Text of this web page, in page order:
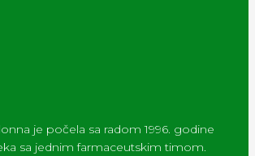
je počela sa radom 1996. godine
sa jednim farmaceutskim timom.